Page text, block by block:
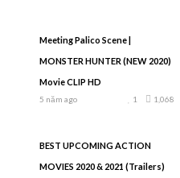
Meeting Palico Scene |
MONSTER HUNTER (NEW 2020)
Movie CLIP HD
5 năm ago 1,068
1
BEST UPCOMING ACTION
MOVIES 2020 & 2021 (Trailers)